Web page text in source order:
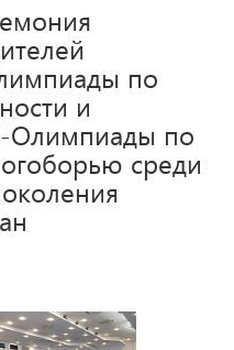
по
и
Олимпиады по
среди